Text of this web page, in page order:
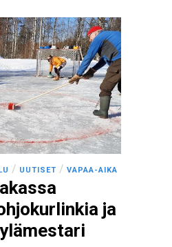
/ UUTISET / VAPAA-AIKA
ja